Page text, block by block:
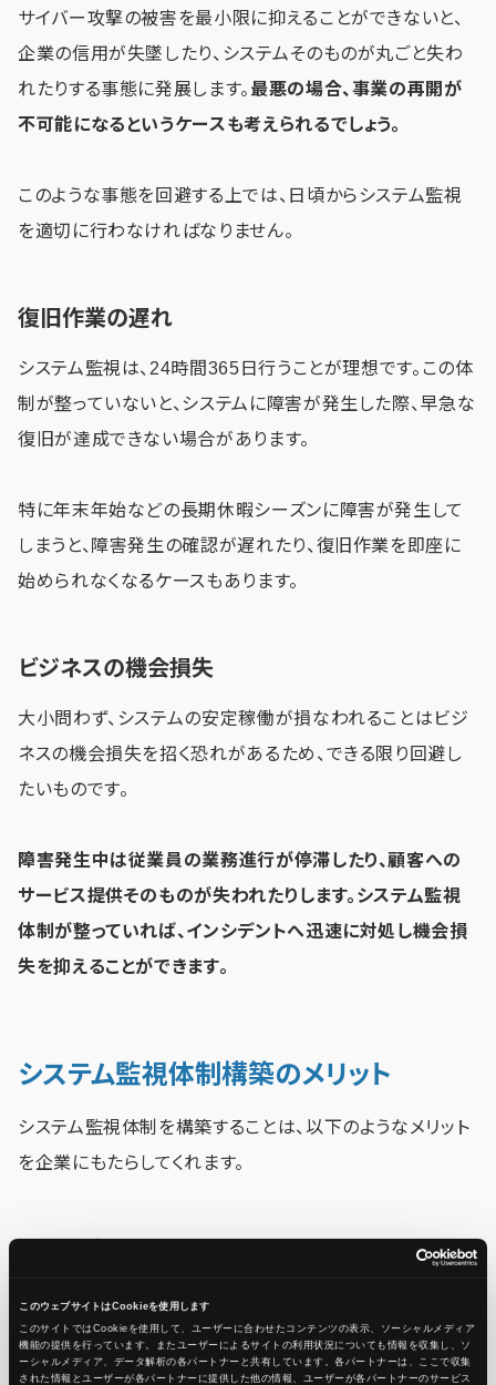
このウェブサイトはCookieを使用します
このサイトではCookieを使用して、ユーザーに合わせたコンテンツの表示、ソーシャルメディア
機能の提供を行っています。またユーザーによるサイトの利用状況についても情報を収集し、ソ
ーシャルメディア、データ解析の各パートナーと共有しています。各パートナーは、ここで収集
された情報とユーザーが各パートナーに提供した他の情報、ユーザーが各パートナーのサービス
サイバー攻撃の被害を最小限に抑えることができないと、
企業の信用が失墜したり、システムそのものが丸ごと失わ
れたりする事態に発展します。 最悪の場合、事業の再開が
不可能になるというケースも考えられるでしょう。
このような事態を回避する上では、日頃からシステム監視
を適切に行わなければなりません。
復旧作業の遅れ
システム監視は、24時間365日行うことが理想です。この体
制が整っていないと、システムに障害が発生した際、早急な
復旧が達成できない場合があります。
特に年末年始などの長期休暇シーズンに障害が発生して
しまうと、障害発生の確認が遅れたり、復旧作業を即座に
始められなくなるケースもあります。
ビジネスの機会損失
大小問わず、システムの安定稼働が損なわれることはビジ
ネスの機会損失を招く恐れがあるため、できる限り回避し
たいものです。
障害発生中は従業員の業務進行が停滞したり、顧客への
サービス提供そのものが失われたりします。システム監視
体制が整っていれば、インシデントへ迅速に対処し機会損
失を抑えることができます。
システム監視体制構築のメリット
システム監視体制を構築することは、以下のようなメリット
を企業にもたらしてくれます。
正しいシステム監視体制の構築は、インシデント発生そのも
ののリスクを低減してくれます。システム運用担当者がリア
ルタイムでシステムの状況を確認し、異変に対して早期に